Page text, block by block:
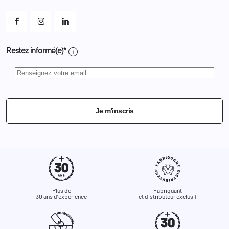
Restez informé(e)* info
Je m'inscris
Plus de
30 ans d'expérience
Fabriquant
et distributeur exclusif